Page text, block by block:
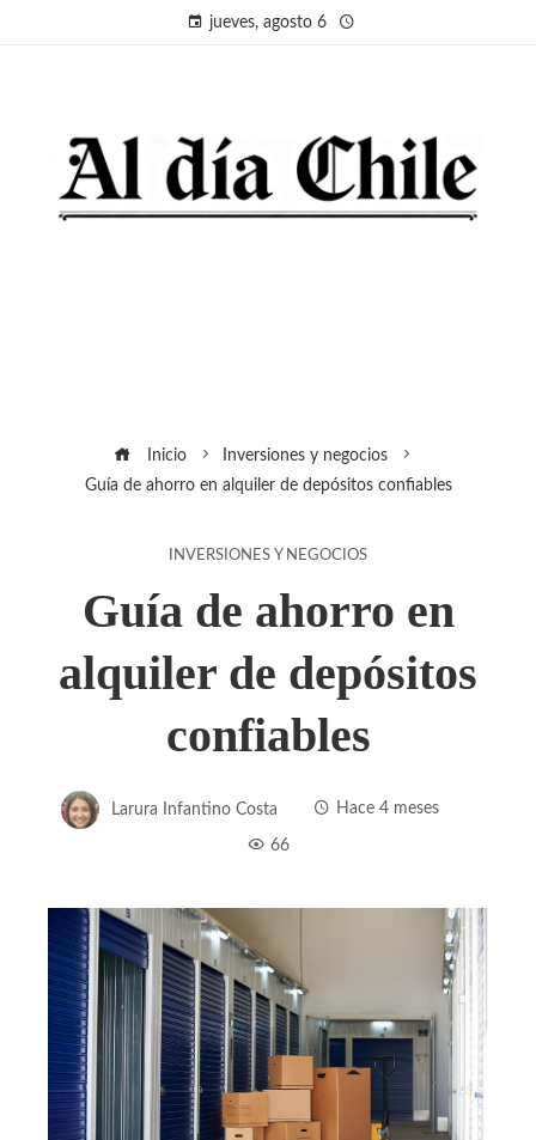
jueves, agosto 6
Inicio
Inversiones y negocios
Guía de ahorro en alquiler de depósitos confiables
INVERSIONES Y NEGOCIOS
Guía de ahorro en
alquiler de depósitos
confiables
Larura Infantino Costa Hace 4 meses
66